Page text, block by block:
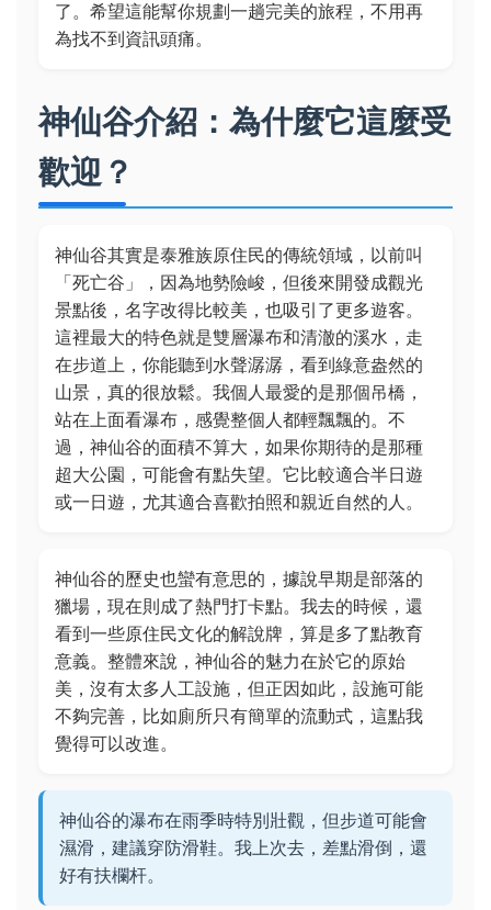
了。希望這能幫你規劃一趟完美的旅程，不用再
為找不到資訊頭痛。
神仙谷介紹：為什麼它這麼受
歡迎？
神仙谷其實是泰雅族原住民的傳統領域，以前叫
「死亡谷」，因為地勢險峻，但後來開發成觀光
景點後，名字改得比較美，也吸引了更多遊客。
這裡最大的特色就是雙層瀑布和清澈的溪水，走
在步道上，你能聽到水聲潺潺，看到綠意盎然的
山景，真的很放鬆。我個人最愛的是那個吊橋，
站在上面看瀑布，感覺整個人都輕飄飄的。不
過，神仙谷的面積不算大，如果你期待的是那種
超大公園，可能會有點失望。它比較適合半日遊
或一日遊，尤其適合喜歡拍照和親近自然的人。
神仙谷的歷史也蠻有意思的，據說早期是部落的
獵場，現在則成了熱門打卡點。我去的時候，還
看到一些原住民文化的解說牌，算是多了點教育
意義。整體來說，神仙谷的魅力在於它的原始
美，沒有太多人工設施，但正因如此，設施可能
不夠完善，比如廁所只有簡單的流動式，這點我
覺得可以改進。
神仙谷的瀑布在雨季時特別壯觀，但步道可能會
濕滑，建議穿防滑鞋。我上次去，差點滑倒，還
好有扶欄杆。